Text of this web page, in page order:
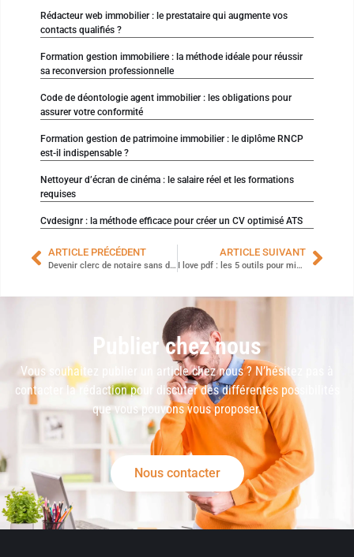
Rédacteur web immobilier : le prestataire qui augmente vos
contacts qualifiés ?
Formation gestion immobiliere : la méthode idéale pour réussir
sa reconversion professionnelle
Code de déontologie agent immobilier : les obligations pour
assurer votre conformité
Formation gestion de patrimoine immobilier : le diplôme RNCP
est-il indispensable ?
Nettoyeur d’écran de cinéma : le salaire réel et les formations
requises
Cvdesignr : la méthode efficace pour créer un CV optimisé ATS
ARTICLE PRÉCÉDENT
Devenir clerc de notaire sans diplôme : la réussite est-elle possible ?
ARTICLE SUIVANT
I love pdf : les 5 outils pour mieux organiser vos documents
Publier chez nous
Vous souhaitez publier un article chez nous ? N’hésitez pas à
contacter la rédaction pour discuter des différentes possibilités
que vous pouvons vous proposer.
Nous contacter